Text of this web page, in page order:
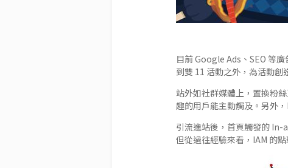
目前 Google Ads、SEO 等
到雙 11 活動之外，為活動創
站外如社群媒體上，置換粉
趣的用戶能主動觸及。另外
引流進站後，首頁觸發的 In-
但從過往經驗來看，IAM 的